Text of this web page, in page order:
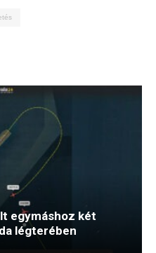
egymáshoz két
légterében